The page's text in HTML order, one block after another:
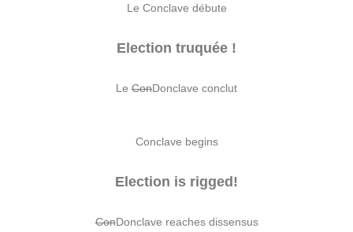
Le Conclave débute
Election truquée !
Le ConDonclave conclut
Conclave begins
Election is rigged!
ConDonclave reaches dissensus